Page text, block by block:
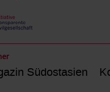
Südostasien